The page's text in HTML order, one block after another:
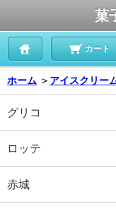
菓
カート
ホーム ＞ アイスクリー
グリコ
ロッテ
赤城